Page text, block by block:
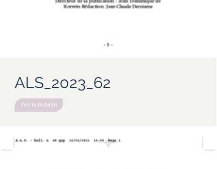
ALS_2023_62
Voir le bulletin